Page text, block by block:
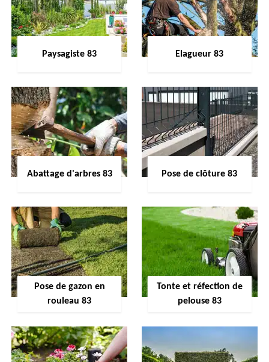
Paysagiste 83 Elagueur 83
Abattage d'arbres 83 Pose de clôture 83
Pose de gazon en
rouleau 83
Tonte et réfection de
pelouse 83